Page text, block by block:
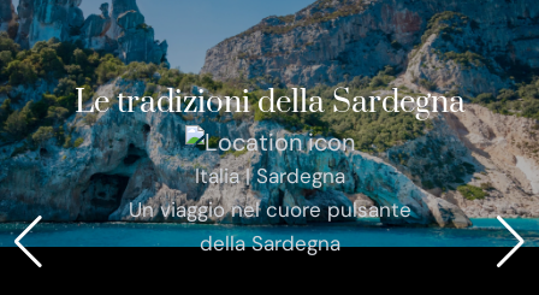
Le tradizioni della Sardegna
Italia | Sardegna
Un viaggio nel cuore pulsante
della Sardegna